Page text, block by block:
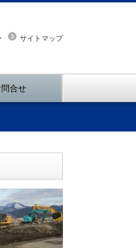
サイトマップ
問合せ